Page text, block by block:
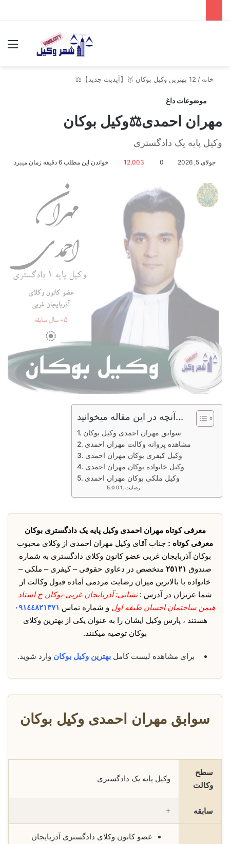
خانه / 12 بهترین وکیل بوکان 🥇【آپدیت جدید】⚖️
موضوعات داغ
مهران احمدی⚖️وکیل بوکان
وکیل پایه یک دادگستری
جولای 5, 2026 0
12,003 خواندن این مطلب 6 دقیقه زمان میبرد
آنچه در این مقاله میخوانید...
سوابق مهران احمدی وکیل بوکان
مشاهده پروانه وکالت مهران احمدی
وکیل کیفری بوکان مهران احمدی
وکیل خانواده بوکان مهران احمدی
وکیل ملکی بوکان مهران احمدی
رضایت
معرفی کوتاه مهران احمدی وکیل پایه یک دادگستری بوکان
معرفی کوتاه : جناب آقای وکیل مهران احمدی از وکلای محبوب
بوکان آذربایجان غربی عضو کانون وکلای دادگستری به شماره
صندوق ٢٥١٢١ متخصص در دعاوی حقوقی – کیفری – ملکی –
خانواده با بالاترین میزان رضایت مردمی آماده قبول وکالت از
شما عزیزان در آدرس :نشانی: آذربایجان غربی-بوکان خ استاد
هیمن ساختمان احسان طبقه اول و شماره تماس ٠٩١٤٤٨٢١٣٧١
هستند ، پارس وکیل ایشان را به عنوان یکی از بهترین وکلای
بوکان توصیه میکنند.
برای مشاهده لیست کامل بهترین وکیل بوکان وارد شوید.
سوابق مهران احمدی وکیل بوکان
سطح
وکالت
وکیل پایه یک دادگستری
سابقه +
عضو کانون وکلای دادگستری آذربایجان